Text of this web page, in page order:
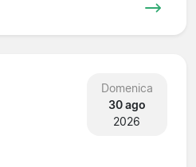
Domenica
30 ago
2026